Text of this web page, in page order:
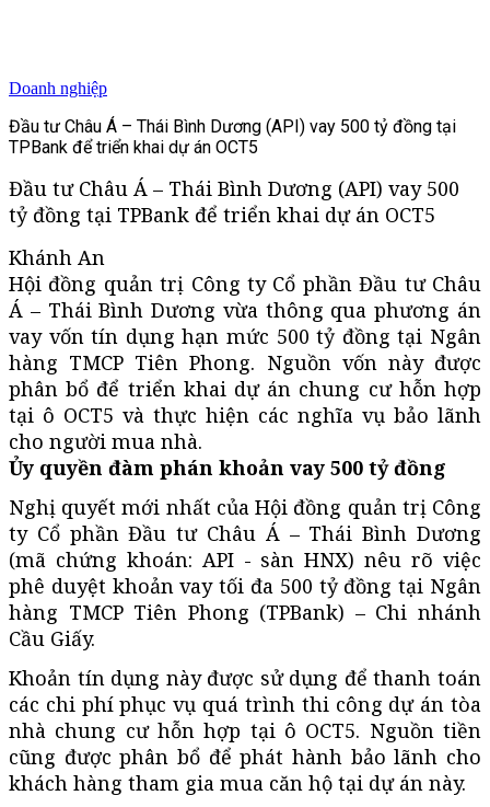
Doanh nghiệp
Đầu tư Châu Á – Thái Bình Dương (API) vay 500 tỷ đồng tại
TPBank để triển khai dự án OCT5
Đầu tư Châu Á – Thái Bình Dương (API) vay 500
tỷ đồng tại TPBank để triển khai dự án OCT5
Khánh An
Hội đồng quản trị Công ty Cổ phần Đầu tư Châu
Á – Thái Bình Dương vừa thông qua phương án
vay vốn tín dụng hạn mức 500 tỷ đồng tại Ngân
hàng TMCP Tiên Phong. Nguồn vốn này được
phân bổ để triển khai dự án chung cư hỗn hợp
tại ô OCT5 và thực hiện các nghĩa vụ bảo lãnh
cho người mua nhà.
Ủy quyền đàm phán khoản vay 500 tỷ đồng
Nghị quyết mới nhất của Hội đồng quản trị Công
ty Cổ phần Đầu tư Châu Á – Thái Bình Dương
(mã chứng khoán: API - sàn HNX) nêu rõ việc
phê duyệt khoản vay tối đa 500 tỷ đồng tại Ngân
hàng TMCP Tiên Phong (TPBank) – Chi nhánh
Cầu Giấy.
Khoản tín dụng này được sử dụng để thanh toán
các chi phí phục vụ quá trình thi công dự án tòa
nhà chung cư hỗn hợp tại ô OCT5. Nguồn tiền
cũng được phân bổ để phát hành bảo lãnh cho
khách hàng tham gia mua căn hộ tại dự án này.